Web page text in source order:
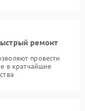
ремонт
провести
в кратчайшие